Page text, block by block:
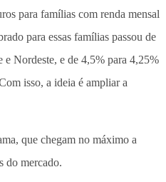
para famílias com renda mensal
para essas famílias passou de
Nordeste, e de 4,5% para 4,25%
isso, a ideia é ampliar a
que chegam no máximo a
do mercado.